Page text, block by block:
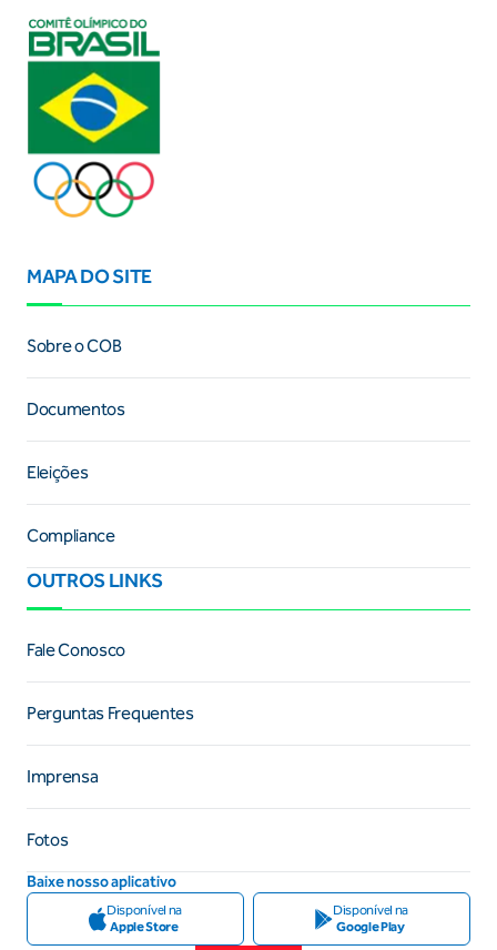
MAPA DO SITE
Sobre o COB
Documentos
Eleições
Compliance
OUTROS LINKS
Fale Conosco
Perguntas Frequentes
Imprensa
Fotos
Baixe nosso aplicativo
Disponível na
Apple Store
Disponível na
Google Play